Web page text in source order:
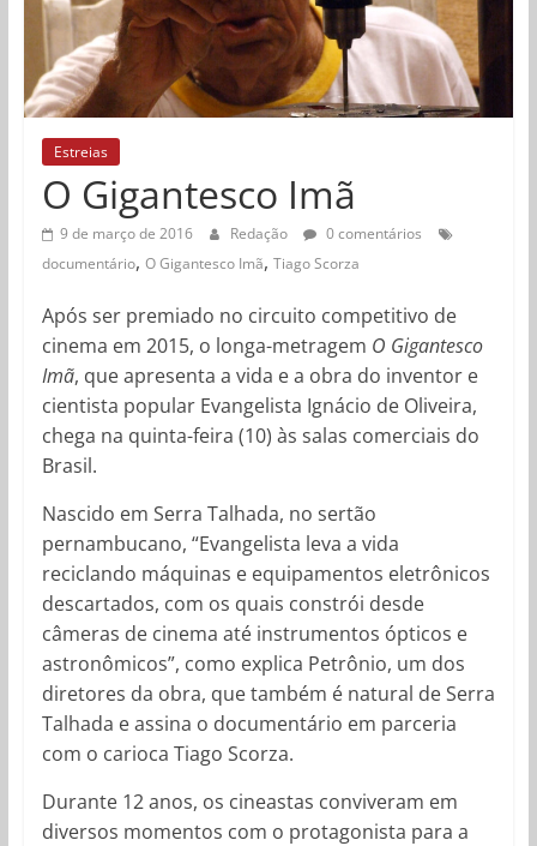
Estreias
O Gigantesco Imã
9 de março de 2016 Redação
0 comentários
documentário, O Gigantesco Imã, Tiago Scorza
Após ser premiado no circuito competitivo de
cinema em 2015, o longa-metragem O Gigantesco
Imã, que apresenta a vida e a obra do inventor e
cientista popular Evangelista Ignácio de Oliveira,
chega na quinta-feira (10) às salas comerciais do
Brasil.
Nascido em Serra Talhada, no sertão
pernambucano, “Evangelista leva a vida
reciclando máquinas e equipamentos eletrônicos
descartados, com os quais constrói desde
câmeras de cinema até instrumentos ópticos e
astronômicos”, como explica Petrônio, um dos
diretores da obra, que também é natural de Serra
Talhada e assina o documentário em parceria
com o carioca Tiago Scorza.
Durante 12 anos, os cineastas conviveram em
diversos momentos com o protagonista para a